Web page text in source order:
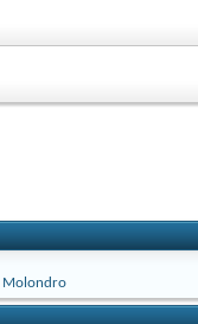
Molondro